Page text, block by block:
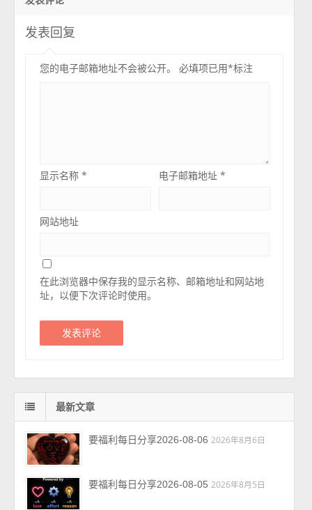
发表回复
您的电子邮箱地址不会被公开。 必填项已用*标注
显示名称* 电子邮箱地址*
网站地址
在此浏览器中保存我的显示名称、邮箱地址和网站地
址，以便下次评论时使用。
最新文章
要福利每日分享2026-08-06 2026年8月6日
要福利每日分享2026-08-05 2026年8月5日